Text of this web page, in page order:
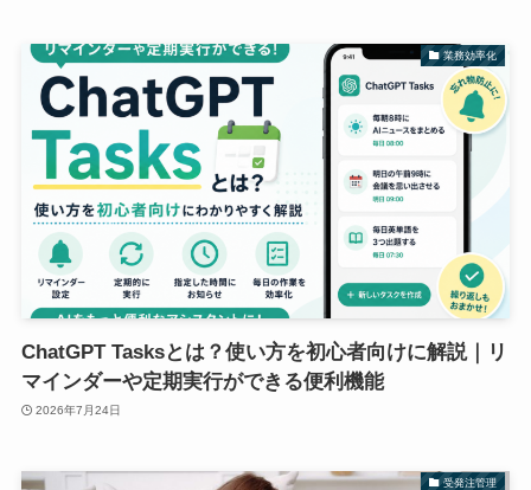
業務効率化
ChatGPT Tasksとは？使い方を初心者向けに解説｜リ
マインダーや定期実行ができる便利機能
2026年7月24日
受発注管理